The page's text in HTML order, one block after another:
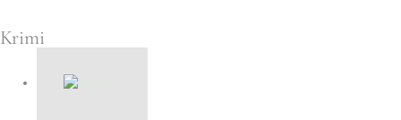
Krimi